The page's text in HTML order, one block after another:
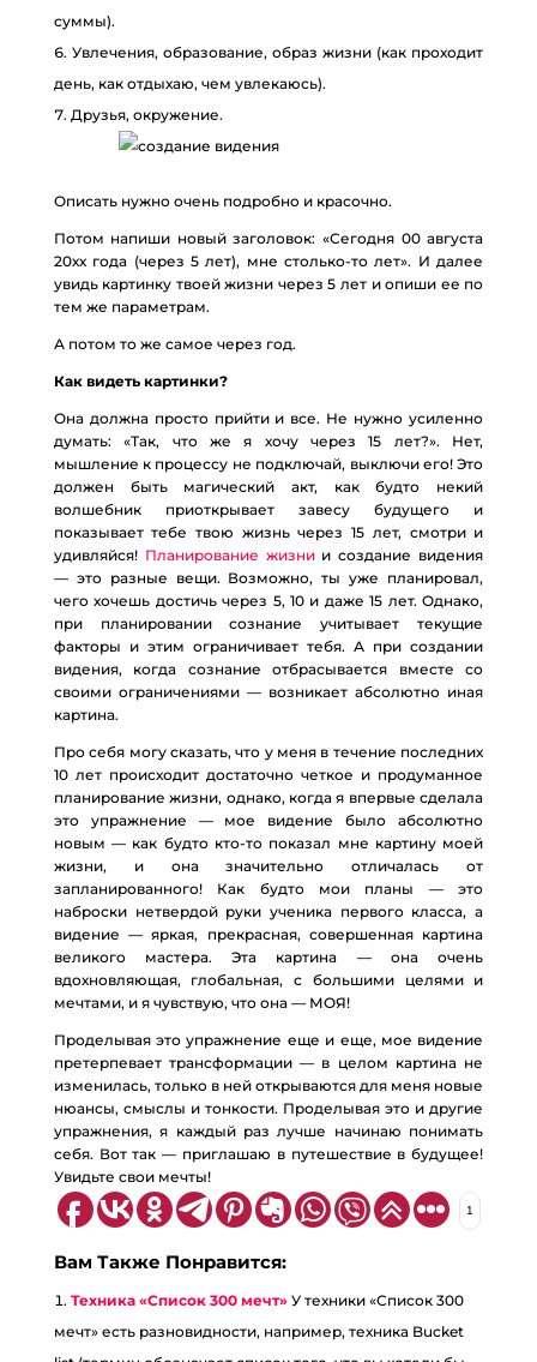
суммы).
Увлечения, образование, образ жизни (как проходит
день, как отдыхаю, чем увлекаюсь).
Друзья, окружение.
Описать нужно очень подробно и красочно.
Потом напиши новый заголовок: «Сегодня 00 августа
20хх года (через 5 лет), мне столько-то лет». И далее
увидь картинку твоей жизни через 5 лет и опиши ее по
тем же параметрам.
А потом то же самое через год.
Как видеть картинки?
Она должна просто прийти и все. Не нужно усиленно
думать: «Так, что же я хочу через 15 лет?». Нет,
мышление к процессу не подключай, выключи его! Это
должен быть магический акт, как будто некий
волшебник приоткрывает завесу будущего и
показывает тебе твою жизнь через 15 лет, смотри и
удивляйся! Планирование жизнии создание видения
— это разные вещи. Возможно, ты уже планировал,
чего хочешь достичь через 5, 10 и даже 15 лет. Однако,
при планировании сознание учитывает текущие
факторы и этим ограничивает тебя. А при создании
видения, когда сознание отбрасывается вместе со
своими ограничениями — возникает абсолютно иная
картина.
Про себя могу сказать, что у меня в течение последних
10 лет происходит достаточно четкое и продуманное
планирование жизни, однако, когда я впервые сделала
это упражнение — мое видение было абсолютно
новым — как будто кто-то показал мне картину моей
жизни, и она значительно отличалась от
запланированного! Как будто мои планы — это
наброски нетвердой руки ученика первого класса, а
видение — яркая, прекрасная, совершенная картина
великого мастера. Эта картина — она очень
вдохновляющая, глобальная, с большими целями и
мечтами, и я чувствую, что она — МОЯ!
Проделывая это упражнение еще и еще, мое видение
претерпевает трансформации — в целом картина не
изменилась, только в ней открываются для меня новые
нюансы, смыслы и тонкости. Проделывая это и другие
упражнения, я каждый раз лучше начинаю понимать
себя. Вот так — приглашаю в путешествие в будущее!
Увидьте свои мечты!
1
Вам Также Понравится:
Техника «Список 300 мечт» У техники «Список 300
мечт» есть разновидности, например, техника Bucket